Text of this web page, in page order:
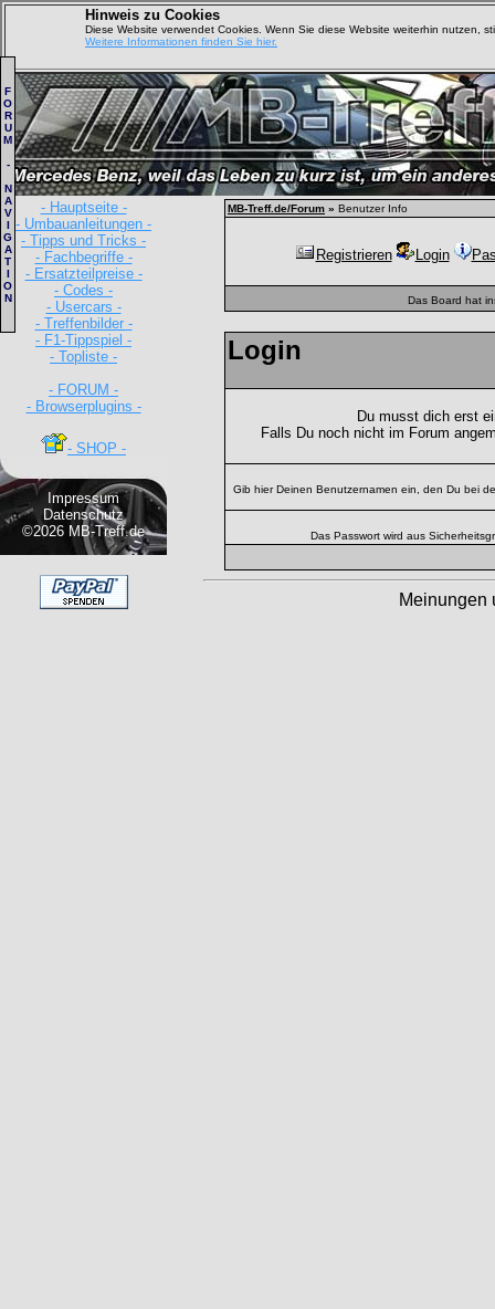
Hinweis zu Cookies
Diese Website verwendet Cookies. Wenn Sie diese Website weiterhin nutzen,
Weitere Informationen finden Sie hier.
- Hauptseite -
- Umbauanleitungen -
- Tipps und Tricks -
- Fachbegriffe -
- Ersatzteilpreise -
- Codes -
- Usercars -
- Treffenbilder -
- F1-Tippspiel -
- Topliste -
- FORUM -
- Browserplugins -
- SHOP -
Impressum
Datenschutz
©2026 MB-Treff.de
F
O
R
U
M
-
N
A
V
I
G
A
T
I
O
N
MB-Treff.de/Forum » Benutzer Info
Registrieren Login
Das Board hat
Login
Du musst dich erst
Falls Du noch nicht im Forum
Gib hier Deinen Benutzernamen ein, den Du bei
Das Passwort wird aus
Meinungen